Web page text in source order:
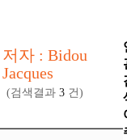
저자 : Bidou
Jacques
(검색결과 3 건)